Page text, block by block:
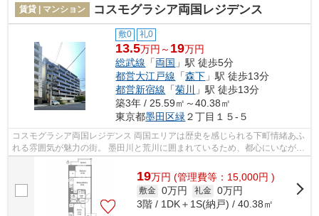
賃貸 | マンション コスモグラシア両国レジデンス
敷0 礼0
13.5万円～ 19万円
総武線 「両国 」駅 徒歩5分
都営大江戸線 「森下 」駅 徒歩13分
都営新宿線 「菊川
」駅 徒歩13分
築3年 / 25.59㎡～40.38㎡
東京都墨田区緑 ２丁目１５-５
コスモグラシア両国レジデンス 両国エリアは歴史を感じられる下町情緒あふ
れる雰囲気が魅力の街。 墨田川と荒川に囲まれているため、都心にいながら
も自然を享受できる環境です。 複...
19万円 (管理費等：15,000円 )
敷金 0万円 礼金 0万円
3階 / 1DK＋1S(納戸) / 40.38㎡